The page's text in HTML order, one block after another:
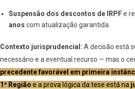
Suspensão dos descontos de IRPFe
anos com atualização garantida.
Contexto jurisprudencial: A decisão está
necessário e a eventual recurso — mas o
precedente favorável em primeira
1ª Região e a prova lógica da tese está na